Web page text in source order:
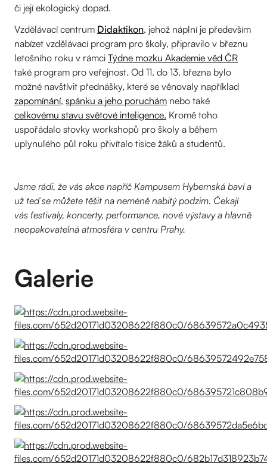
či její ekologický dopad.
Vzdělávací centrum Didaktikon, jehož náplní je především
nabízet vzdělávací program pro školy, připravilo v březnu
letošního roku v rámci Týdne mozku Akademie věd ČR
také program pro veřejnost. Od 11. do 13. března bylo
možné navštívit přednášky, které se věnovaly například
zapomínání, spánku a jeho poruchám nebo také
celkovému stavu světové inteligence. Kromě toho
uspořádalo stovky workshopů pro školy a během
uplynulého půl roku přivítalo tisíce žáků a studentů.
Jsme rádi, že vás akce napříč Kampusem Hybernská baví a
už teď se můžete těšit na neméně nabitý podzim. Čekají
vás festivaly, koncerty, performance, nové výstavy a hlavně
neopakovatelná atmosféra v centru Prahy.
Galerie